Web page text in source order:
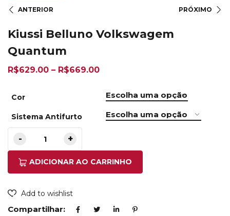
ANTERIOR PRÓXIMO
Kiussi Belluno Volkswagem
Quantum
R$629.00 – R$669.00
Cor
Sistema Antifurto
ADICIONAR AO CARRINHO
Add to wishlist
Compartilhar: